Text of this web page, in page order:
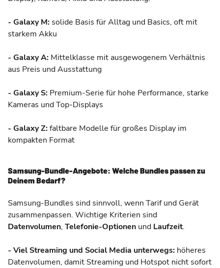
- Galaxy M: solide Basis für Alltag und Basics, oft mit
starkem Akku
- Galaxy A: Mittelklasse mit ausgewogenem Verhältnis
aus Preis und Ausstattung
- Galaxy S: Premium-Serie für hohe Performance, starke
Kameras und Top-Displays
- Galaxy Z:faltbare Modelle für großes Display im
kompakten Format
Samsung-Bundle-Angebote: Welche Bundles passen zu
Deinem Bedarf?
Samsung-Bundles sind sinnvoll, wenn Tarif und Gerät
zusammenpassen. Wichtige Kriterien sind
Datenvolumen, Telefonie-Optionen und Laufzeit.
- Viel Streaming und Social Media unterwegs: höheres
Datenvolumen, damit Streaming und Hotspot nicht sofort